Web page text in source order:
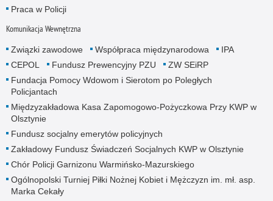
Praca w Policji
Komunikacja Wewnętrzna
Związki zawodowe Współpraca międzynarodowa
IPA
CEPOL
Fundusz Prewencyjny PZU
ZW SEiRP
Fundacja Pomocy Wdowom i Sierotom po Poległych
Policjantach
Międzyzakładowa Kasa Zapomogowo-Pożyczkowa Przy KWP w
Olsztynie
Fundusz socjalny emerytów policyjnych
Zakładowy Fundusz Świadczeń Socjalnych KWP w Olsztynie
Chór Policji Garnizonu Warmińsko-Mazurskiego
Ogólnopolski Turniej Piłki Nożnej Kobiet i Mężczyzn im. mł. asp.
Marka Cekały